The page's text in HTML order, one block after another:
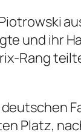
und ihr
Rang
Platz,